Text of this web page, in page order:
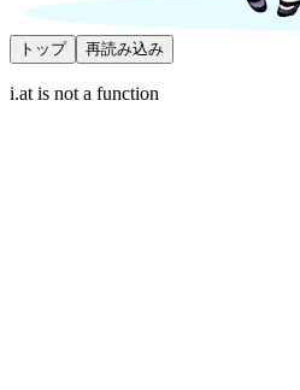
トップ 再読み込み
i.at is not a function